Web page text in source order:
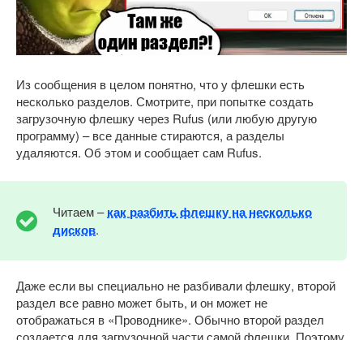
Из сообщения в целом понятно, что у флешки есть
несколько разделов. Смотрите, при попытке создать
загрузочную флешку через Rufus (или любую другую
программу) – все данные стираются, а разделы
удаляются. Об этом и сообщает сам Rufus.
Читаем –как разбить флешку на несколько
дисков.
Даже если вы специально не разбивали флешку, второй
раздел все равно может быть, и он может не
отображаться в «Проводнике». Обычно второй раздел
создается для загрузочной части самой флешки. Поэтому